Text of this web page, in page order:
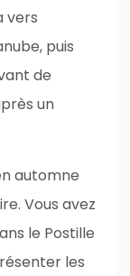
vers
puis
de
un
automne
Vous avez
le Postille
les